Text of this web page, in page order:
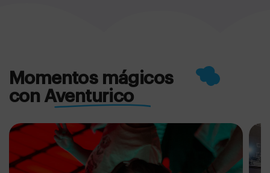
Momentos mágicos
con Aventurico